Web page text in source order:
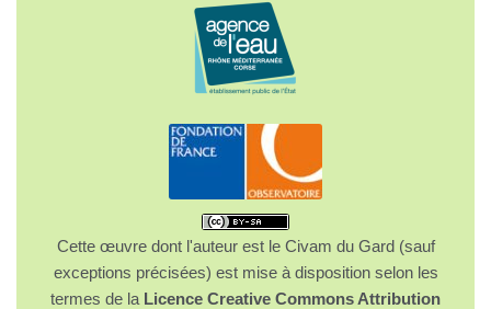
Cette œuvre dont l'auteur est le Civam du Gard (sauf
exceptions précisées) est mise à disposition selon les
termes de la Licence Creative Commons Attribution